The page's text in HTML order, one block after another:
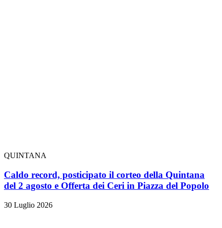
QUINTANA
Caldo record, posticipato il corteo della Quintana
del 2 agosto e Offerta dei Ceri in Piazza del Popolo
30 Luglio 2026